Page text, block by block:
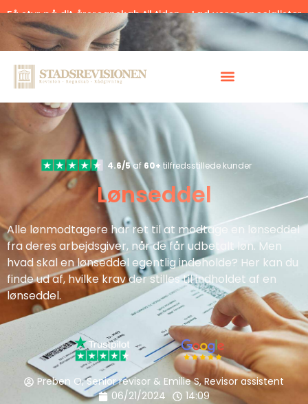
Få styr på dit årsregnskab til tiden – Lad vores specialister
hjælpe.
Klik her.
4.6/5af 60+ tilfredsstillede kunder
Lønseddel
Alle lønmodtagere har ret til at modtage en lønseddel
fra deres arbejdsgiver, når de får udbetalt løn. Men
hvad skal en lønseddel egentlig indeholde? Her kan du
finde ud af, hvilke krav der stilles til indholdet af en
lønseddel.
Preben O, Senior revisor & Emilie S, Revisor assistent
06/21/2024
14:09